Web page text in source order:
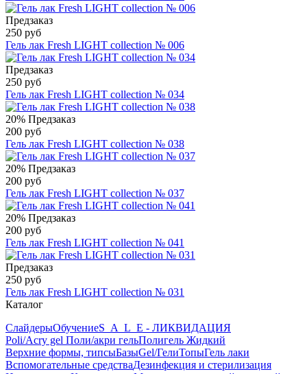
Предзаказ
250 руб
Гель лак Fresh LIGHT collection № 006
Предзаказ
250 руб
Гель лак Fresh LIGHT collection № 034
20% Предзаказ
200 руб
Гель лак Fresh LIGHT collection № 038
20% Предзаказ
200 руб
Гель лак Fresh LIGHT collection № 037
20% Предзаказ
200 руб
Гель лак Fresh LIGHT collection № 041
Предзаказ
250 руб
Гель лак Fresh LIGHT collection № 031
Каталог
СлайдерыОбучениеS_A_L_E - ЛИКВИДАЦИЯ
Poli/Acry gel Поли/акри гельПолигель Жидкий
Верхние формы, типсыБазыGel/ГелиТопыГель лаки
Вспомогательные средстваДезинфекция и стерилизация